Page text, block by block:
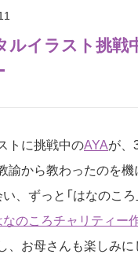
ルイラスト挑戦
トに挑戦中のAYAが、
諭から教わったのを機
、ずっと「はなのこ
なのころチャリティー
、お母さんも楽しみに